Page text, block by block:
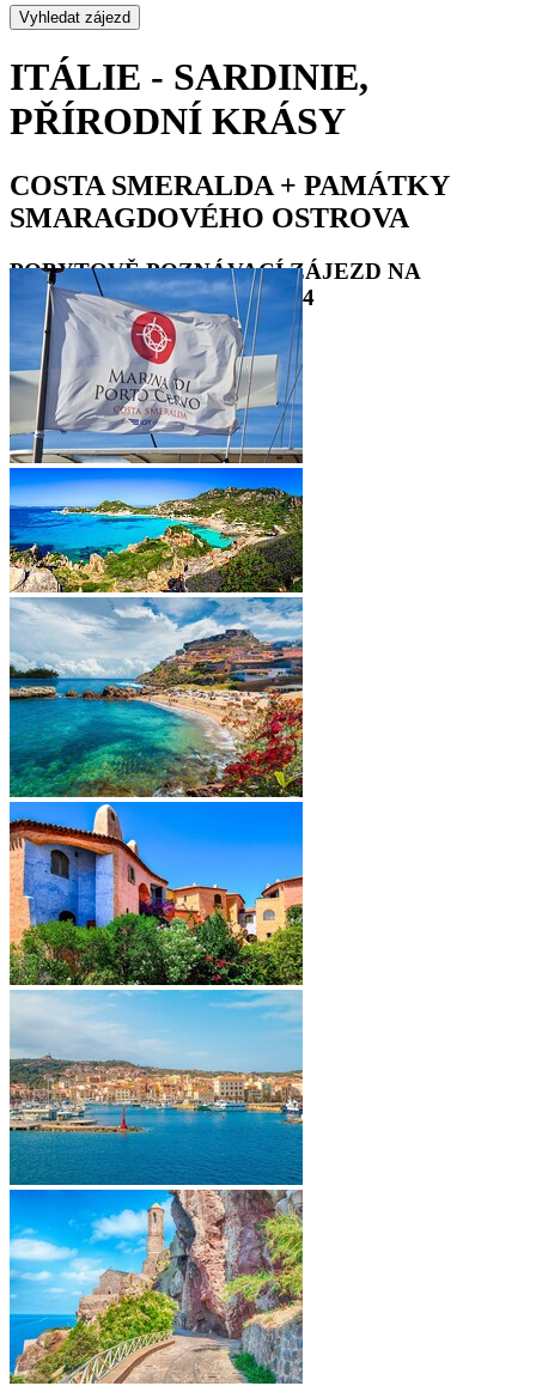
ITÁLIE - SARDINIE,
PŘÍRODNÍ KRÁSY
COSTA SMERALDA + PAMÁTKY
SMARAGDOVÉHO OSTROVA
POBYTOVĚ POZNÁVACÍ ZÁJEZD NA
SARDINII, DOVOLENÁ 2024
•••••• •